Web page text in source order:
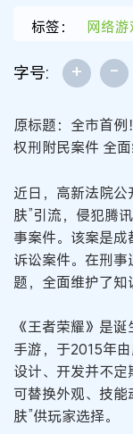
标签：
网络
字号: + -
原标题：全市首
权刑附民案件 全
近日，高新法院公
肤”引流，侵犯腾
事案件。该案是
诉讼案件。在刑
题，全面维护了知
《王者荣耀》是
手游，于2015年
设计、开发并不
可替换外观、技能
肤”供玩家选择。